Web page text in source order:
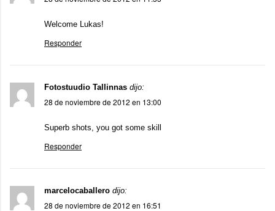
Welcome Lukas!
Responder
Fotostuudio Tallinnas dijo:
28 de noviembre de 2012 en 13:00
Superb shots, you got some skill
Responder
marcelocaballero dijo:
28 de noviembre de 2012 en 16:51